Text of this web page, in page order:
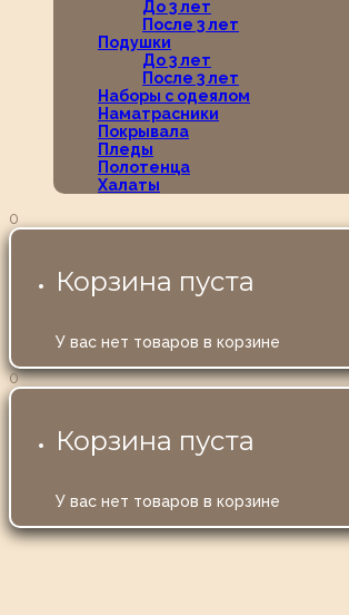
До 3 лет
После 3 лет
Подушки
До 3 лет
После 3 лет
Наборы с одеялом
Наматрасники
Покрывала
Пледы
Полотенца
Халаты
0
Корзина пуста
У вас нет товаров в корзине
0
Корзина пуста
У вас нет товаров в корзине